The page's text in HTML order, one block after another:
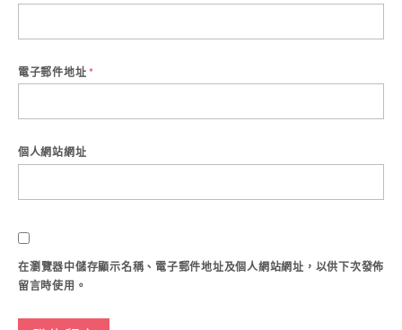
電子郵件地址 *
個人網站網址
在瀏覽器中儲存顯示名稱、電子郵件地址及個人網站網址，以供下次發佈
留言時使用。